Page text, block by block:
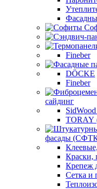
Fineber
DÖCKE
Fineber
сайдинг
TORAY
фасады
Краски,
Крепеж
Сетка и